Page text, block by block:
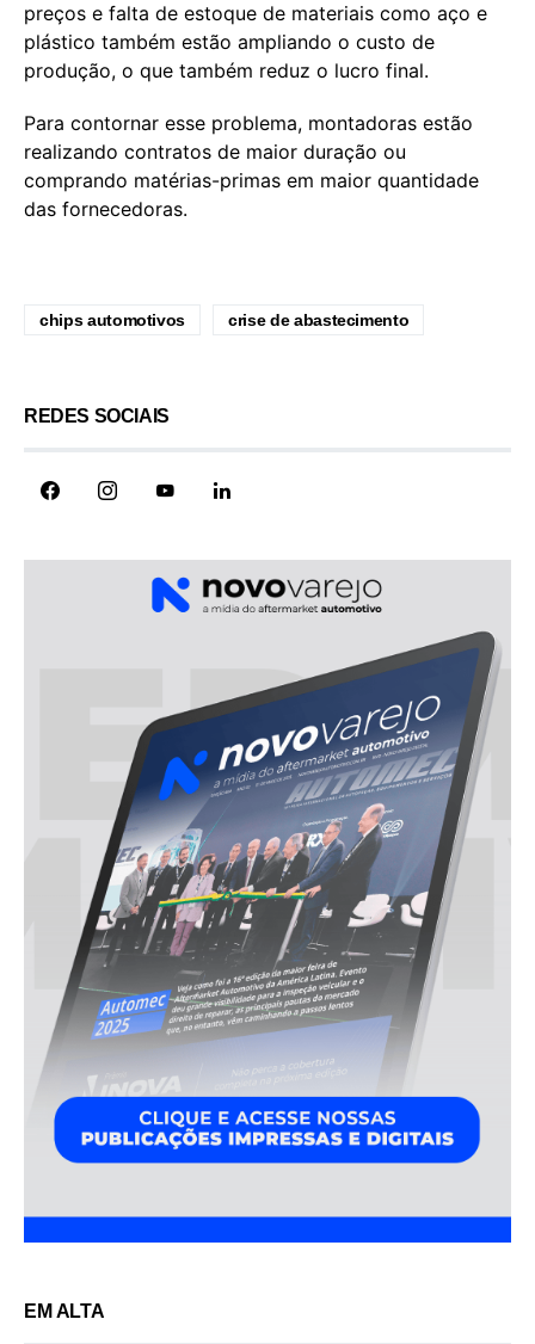
preços e falta de estoque de materiais como aço e
plástico também estão ampliando o custo de
produção, o que também reduz o lucro final.
Para contornar esse problema, montadoras estão
realizando contratos de maior duração ou
comprando matérias-primas em maior quantidade
das fornecedoras.
chips automotivos crise de abastecimento
REDES SOCIAIS
EM ALTA